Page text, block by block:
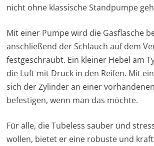
nicht ohne klassische Standpumpe
Mit einer Pumpe wird die Gasflasche
anschließend der Schlauch auf dem
festgeschraubt. Ein kleiner Hebel am
die Luft mit Druck in den Reifen. Mit
sich der Zylinder an einer
befestigen, wenn man das möchte.
Für alle, die Tubeless sauber und
wollen, bietet er eine robuste und